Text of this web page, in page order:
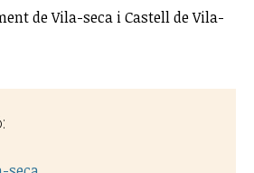
de Vila-seca i Castell de Vila-